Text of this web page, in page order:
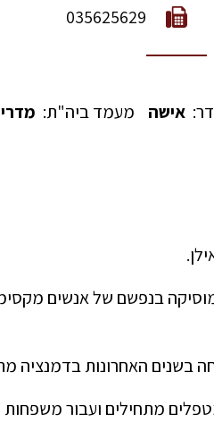
035625629
אישה מעמד ביה"ת:
באמצעות מוסיקה בנפשם של אנשים
בשנים האחרונות
מתחילים ועבור משפחות